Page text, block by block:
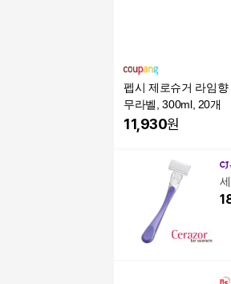
펩시 제로슈거 라임향
무라벨, 300ml, 20개
11,930원